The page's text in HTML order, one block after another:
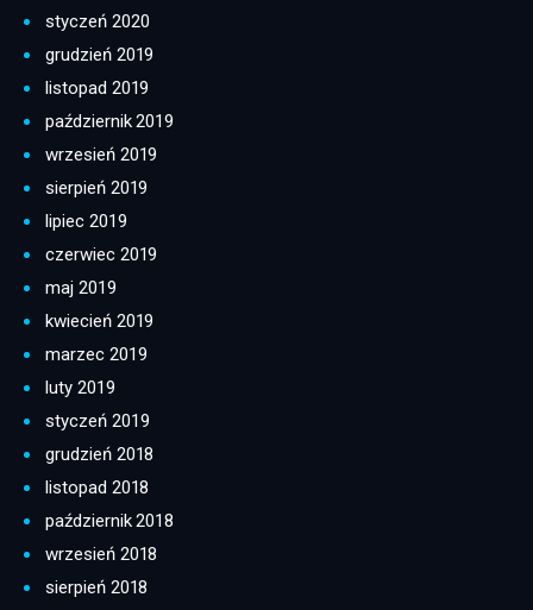
styczeń 2020
grudzień 2019
listopad 2019
październik 2019
wrzesień 2019
sierpień 2019
lipiec 2019
czerwiec 2019
maj 2019
kwiecień 2019
marzec 2019
luty 2019
styczeń 2019
grudzień 2018
listopad 2018
październik 2018
wrzesień 2018
sierpień 2018